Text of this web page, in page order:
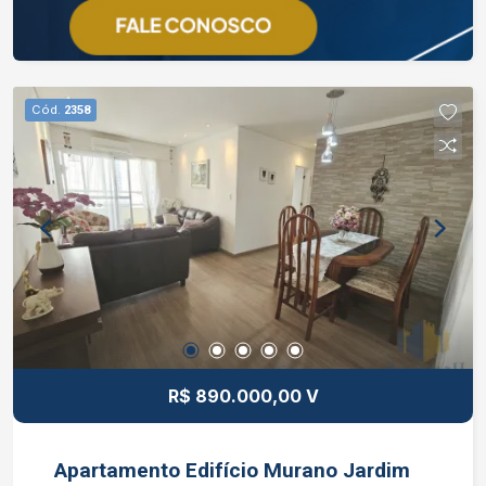
Cód. 2358
R$ 890.000,00 V
Apartamento Edifício Murano Jardim